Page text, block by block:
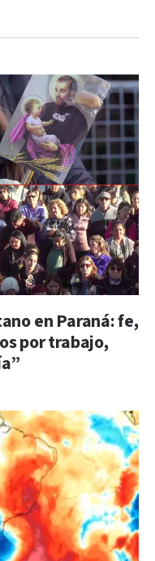
en Paraná: fe,
por trabajo,